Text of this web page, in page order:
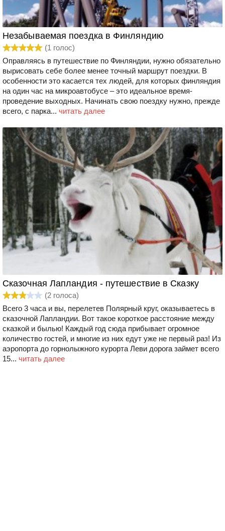
Незабываемая поездка в Финляндию
(1 голос)
Оправляясь в путешествие по Финляндии, нужно обязательно
вырисовать себе более менее точный маршрут поездки. В
особенности это касается тех людей, для которых финляндия
на один час на микроавтобусе – это идеальное время-
проведение выходных. Начинать свою поездку нужно, прежде
всего, с парка... читать далее
Сказочная Лапландия - путешествие в Сказку
(2 голоса)
Всего 3 часа и вы, перелетев Полярный круг, оказываетесь в
сказочной Лапландии. Вот такое короткое расстояние между
сказкой и былью! Каждый год сюда прибывает огромное
количество гостей, и многие из них едут уже не первый раз! Из
аэропорта до горнолыжного курорта Леви дорога займет всего
15... читать далее